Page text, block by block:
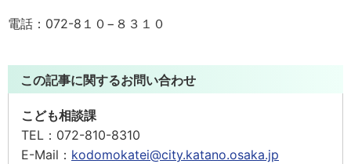
電話：072-8１０−８３１０
この記事に関するお問い合わせ
こども相談課
TEL： 072-810-8310
E-Mail： kodomokatei@city.katano.osaka.jp